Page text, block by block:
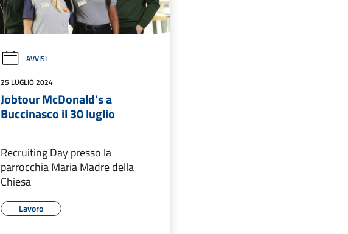
AVVISI
25 LUGLIO 2024
Jobtour McDonald's a
Buccinasco il 30 luglio
Recruiting Day presso la
parrocchia Maria Madre della
Chiesa
Lavoro